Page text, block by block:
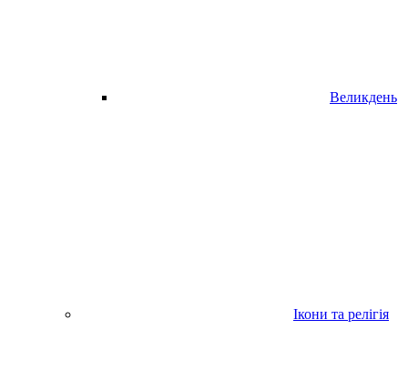
Великдень
Ікони та релігія